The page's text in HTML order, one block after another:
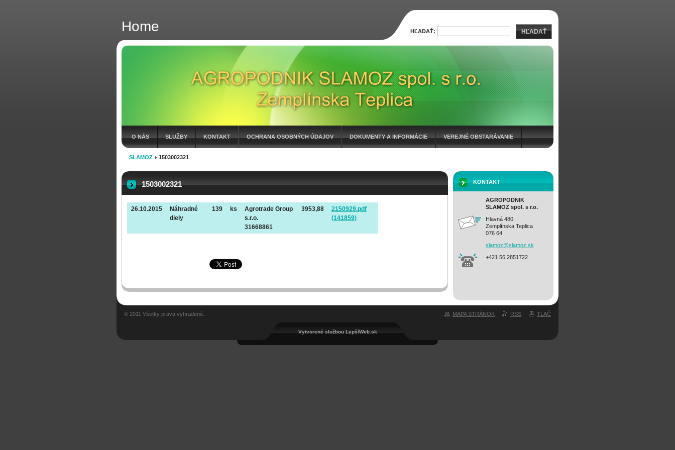
Home
O NÁS SLUŽBY KONTAKT OCHRANA OSOBNÝCH ÚDAJOV DOKUMENTY A INFORMÁCIE VEREJNÉ OBSTARÁVANIE
FAKTÚRY 2026
SLAMOZ 1503002321
1503002321
26.10.2015
Náhradné
diely
139 ks
Agrotrade Group
s.r.o.
31668861
3953,88
2150929.pdf
(141859)
KONTAKT
AGROPODNIK
SLAMOZ spol. s r.o.
Hlavná 480
Zemplínska Teplica
076 64
slamoz@slamoz.sk
+421 56 2851722
HĽADAŤ: HĽADAŤ
MAPA STRÁNOK RSS TLAČ
© 2011 Všetky práva vyhradené.
Vytvorené službou LepšíWeb.sk